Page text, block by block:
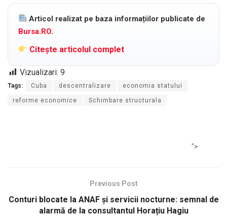
Articol realizat pe baza informațiilor publicate de
Bursa.RO.
Citește articolul complet
Vizualizari: 9
Tags: Cuba descentralizare economia statului
reforme economice Schimbare structurala
">
Previous Post
Conturi blocate la ANAF și servicii nocturne: semnal de
alarmă de la consultantul Horațiu Hagiu